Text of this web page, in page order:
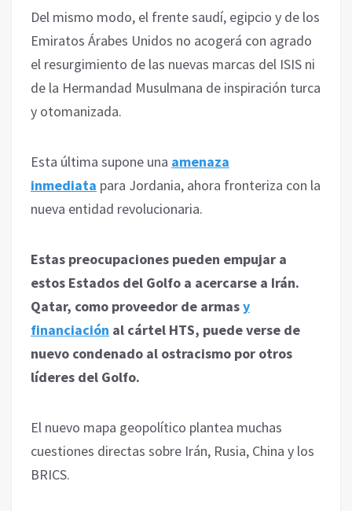
Del mismo modo, el frente saudí, egipcio y de los
Emiratos Árabes Unidos no acogerá con agrado
el resurgimiento de las nuevas marcas del ISIS ni
de la Hermandad Musulmana de inspiración turca
y otomanizada.
Esta última supone una amenaza
inmediata para Jordania, ahora fronteriza con la
nueva entidad revolucionaria.
Estas preocupaciones pueden empujar a
estos Estados del Golfo a acercarse a Irán.
Qatar, como proveedor de armasy
financiación al cártel HTS, puede verse de
nuevo condenado al ostracismo por otros
líderes del Golfo.
El nuevo mapa geopolítico plantea muchas
cuestiones directas sobre Irán, Rusia, China y los
BRICS.